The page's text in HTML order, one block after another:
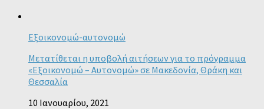
Εξοικονομώ-αυτονομώ
Μετατίθεται η υποβολή αιτήσεων για το πρόγραμμα
«Εξοικονομώ – Αυτονομώ» σε Μακεδονία, Θράκη και
Θεσσαλία
10 Ιανουαρίου, 2021